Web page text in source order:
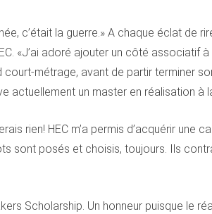
c’était la guerre.» A chaque éclat de
«J’ai adoré ajouter un côté associatif à
métrage, avant de partir terminer
actuellement un master en réalisation à
rien! HEC m’a permis d’acquérir une
sont posés et choisis, toujours. Ils
Scholarship. Un honneur puisque le